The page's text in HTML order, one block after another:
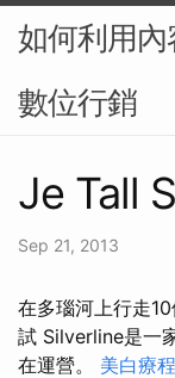
如何利用
數位行銷
Je Tall
Sep 21, 2013
在多瑙河上行走
試 Silverline是一
在運營。 美白療